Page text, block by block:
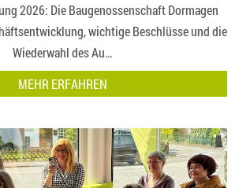
2026: Die Baugenossenschaft Dormagen
wichtige Beschlüsse und die
Wiederwahl des Au…
MEHR ERFAHREN